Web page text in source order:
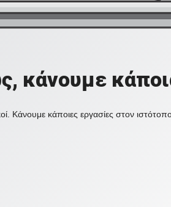
κάνουμε
Κάνουμε κάποιες εργασίες στον